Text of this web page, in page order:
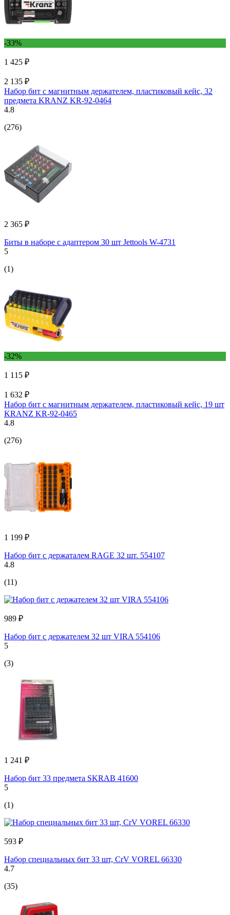
-33%
1 425 ₽
2 135 ₽
Набор бит с магнитным держателем, пластиковый кейс, 32
предмета KRANZ KR-92-0464
4.8
(276)
2 365 ₽
Биты в наборе с адаптером 30 шт Jettools W-4731
5
(1)
-32%
1 115 ₽
1 632 ₽
Набор бит с магнитным держателем, пластиковый кейс, 19 шт
KRANZ KR-92-0465
4.8
(276)
1 199 ₽
Набор бит с держаталем RAGE 32 шт. 554107
4.8
(11)
989 ₽
Набор бит с держателем 32 шт VIRA 554106
5
(3)
1 241 ₽
Набор бит 33 предмета SKRAB 41600
5
(1)
593 ₽
Набор специальных бит 33 шт, CrV VOREL 66330
4.7
(35)